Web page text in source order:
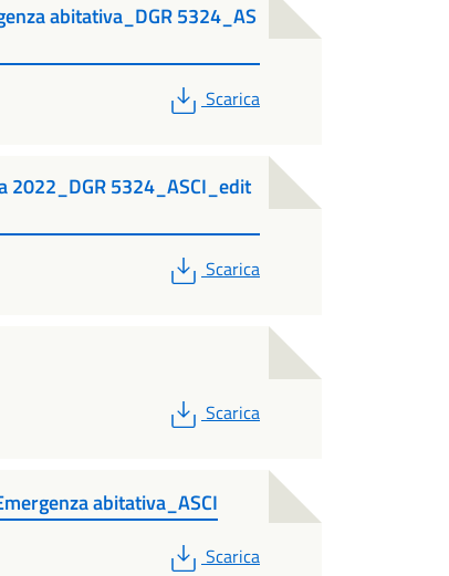
abitativa_DGR 5324_AS
PDF
Scarica
2022_DGR 5324_ASCI_edit
PDF
Scarica
PDF
Scarica
abitativa_ASCI
PDF
Scarica